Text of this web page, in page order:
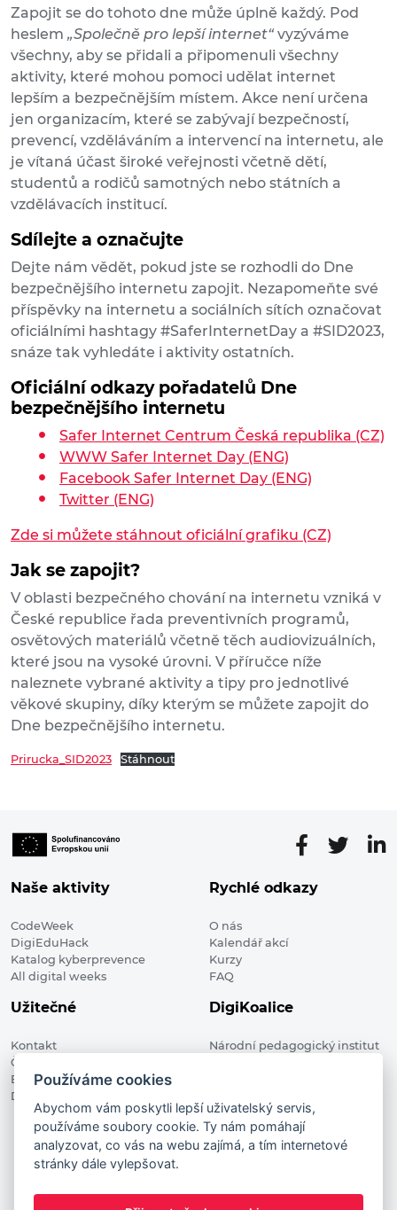
Zapojit se do tohoto dne může úplně každý. Pod
heslem „Společně pro lepší internet“ vyzýváme
všechny, aby se přidali a připomenuli všechny
aktivity, které mohou pomoci udělat internet
lepším a bezpečnějším místem. Akce není určena
jen organizacím, které se zabývají bezpečností,
prevencí, vzděláváním a intervencí na internetu, ale
je vítaná účast široké veřejnosti včetně dětí,
studentů a rodičů samotných nebo státních a
vzdělávacích institucí.
Sdílejte a označujte
Dejte nám vědět, pokud jste se rozhodli do Dne
bezpečnějšího internetu zapojit. Nezapomeňte své
příspěvky na internetu a sociálních sítích označovat
oficiálními hashtagy #SaferInternetDay a #SID2023,
snáze tak vyhledáte i aktivity ostatních.
Oficiální odkazy pořadatelů Dne
bezpečnějšího internetu
Safer Internet Centrum Česká republika (CZ)
WWW Safer Internet Day (ENG)
Facebook Safer Internet Day (ENG)
Twitter (ENG)
Zde si můžete stáhnout oficiální grafiku (CZ)
Jak se zapojit?
V oblasti bezpečného chování na internetu vzniká v
České republice řada preventivních programů,
osvětových materiálů včetně těch audiovizuálních,
které jsou na vysoké úrovni. V příručce níže
naleznete vybrané aktivity a tipy pro jednotlivé
věkové skupiny, díky kterým se můžete zapojit do
Dne bezpečnějšího internetu.
Prirucka_SID2023 Stáhnout
Naše aktivity
CodeWeek
DigiEduHack
Katalog kyberprevence
All digital weeks
Rychlé odkazy
O nás
Kalendář akcí
Kurzy
FAQ
Užitečné
Kontakt
Členské organizace
Blog
Digitalizace ve vzdělávání
DigiKoalice
Národní pedagogický institut
DigiKoalice 2021. All rights reserved
Vstup do administrace
This project has received funding from the European
Používáme cookies
Abychom vám poskytli lepší uživatelský servis,
používáme soubory cookie. Ty nám pomáhají
analyzovat, co vás na webu zajímá, a tím internetové
stránky dále vylepšovat.